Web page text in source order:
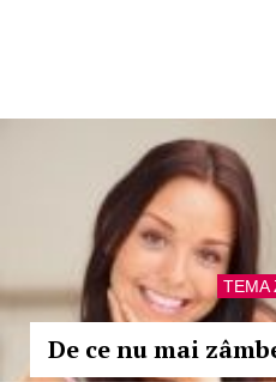
TEMA
De ce nu mai